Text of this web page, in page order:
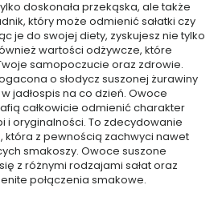
doskonała przekąska, ale także
który może odmienić sałatki czy
je do swojej diety, zyskujesz nie tylko
wartości odżywcze, które
samopoczucie oraz zdrowie.
o słodycz suszonej żurawiny
jadłospis na co dzień. Owoce
całkowicie odmienić charakter
i oryginalności. To zdecydowanie
z pewnością zachwyci nawet
smakoszy. Owoce suszone
z różnymi rodzajami sałat oraz
połączenia smakowe.